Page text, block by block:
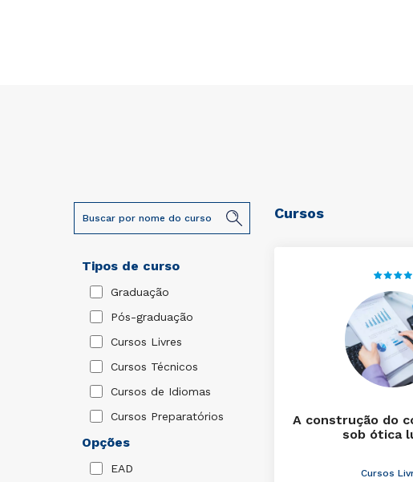
Tipos de curso
Graduação
Pós-graduação
Cursos Livres
Cursos Técnicos
Cursos de Idiomas
Cursos Preparatórios
Opções
EAD
Cursos
A construção do
sob ótica
Cursos